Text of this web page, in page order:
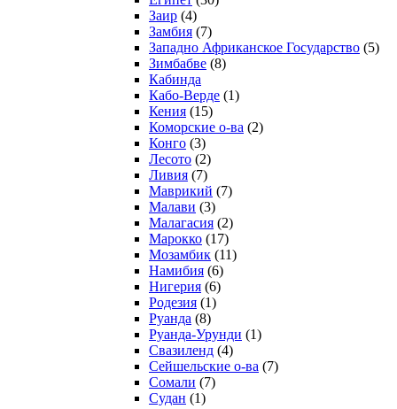
Заир (4)
Замбия (7)
Западно Африканское Государство (5)
Зимбабве (8)
Кабинда
Кабо-Верде (1)
Кения (15)
Коморские о-ва (2)
Конго (3)
Лесото (2)
Ливия (7)
Маврикий (7)
Малави (3)
Малагасия (2)
Марокко (17)
Мозамбик (11)
Намибия (6)
Нигерия (6)
Родезия (1)
Руанда (8)
Руанда-Урунди (1)
Свазиленд (4)
Сейшельские о-ва (7)
Сомали (7)
Судан (1)